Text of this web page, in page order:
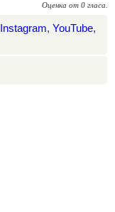
Оценка от 0 гласа.
Instagram, YouTube,